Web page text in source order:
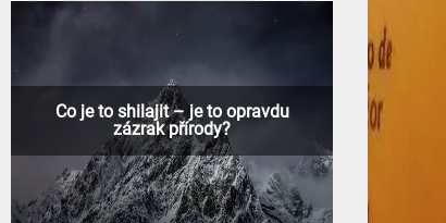
Co je to shilajit – je to opravdu
zázrak přírody?